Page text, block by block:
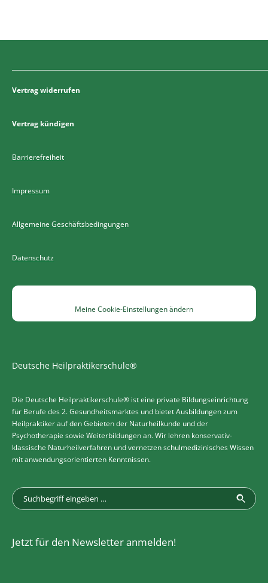
Vertrag widerrufen
Vertrag kündigen
Barrierefreiheit
Impressum
Allgemeine Geschäftsbedingungen
Datenschutz
Meine Cookie-Einstellungen ändern
Deutsche Heilpraktikerschule®
Die Deutsche Heilpraktikerschule® ist eine private Bildungseinrichtung
für Berufe des 2. Gesundheitsmarktes und bietet Ausbildungen zum
Heilpraktiker auf den Gebieten der Naturheilkunde und der
Psychotherapie sowie Weiterbildungen an. Wir lehren konservativ-
klassische Naturheilverfahren und vernetzen schulmedizinisches Wissen
mit anwendungsorientierten Kenntnissen.
Jetzt für den Newsletter anmelden!